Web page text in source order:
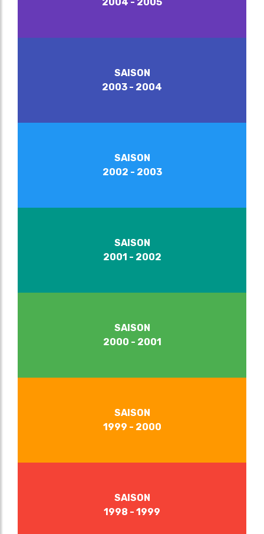
SAISON
2003 - 2004
SAISON
2002 - 2003
SAISON
2001 - 2002
SAISON
2000 - 2001
SAISON
1999 - 2000
SAISON
1998 - 1999